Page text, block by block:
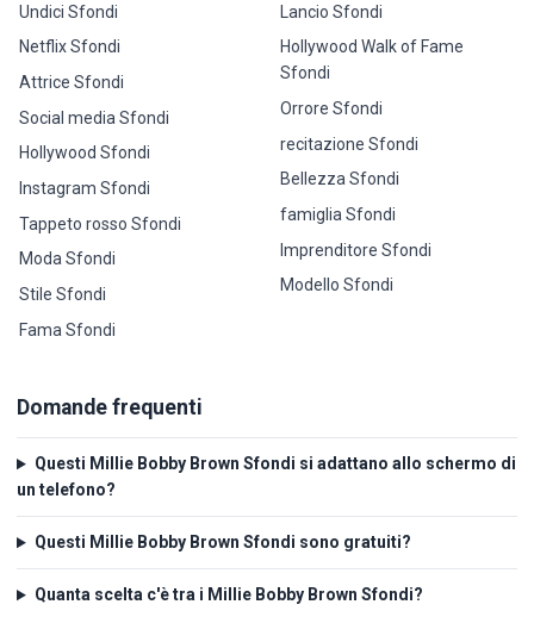
Undici Sfondi
Netflix Sfondi
Attrice Sfondi
Social media Sfondi
Hollywood Sfondi
Instagram Sfondi
Tappeto rosso Sfondi
Moda Sfondi
Stile Sfondi
Fama Sfondi
Lancio Sfondi
Hollywood Walk of Fame
Sfondi
Orrore Sfondi
recitazione Sfondi
Bellezza Sfondi
famiglia Sfondi
Imprenditore Sfondi
Modello Sfondi
Domande frequenti
Questi Millie Bobby Brown Sfondi si adattano allo schermo di
un telefono?
Questi Millie Bobby Brown Sfondi sono gratuiti?
Quanta scelta c'è tra i Millie Bobby Brown Sfondi?